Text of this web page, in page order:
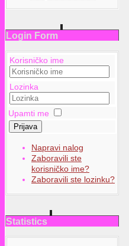
Login Form
Korisničko ime
Lozinka
Upamti me
Prijava
Napravi nalog
Zaboravili ste
korisničko ime?
Zaboravili ste lozinku?
Statistics